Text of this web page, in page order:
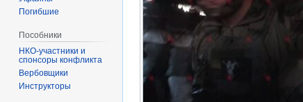
Погибшие
Пособники
спонсоры конфликта
‏‎Вербовщики
Инструкторы